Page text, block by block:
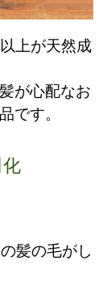
上が天然成
が心配なお
です。
髪の毛がし